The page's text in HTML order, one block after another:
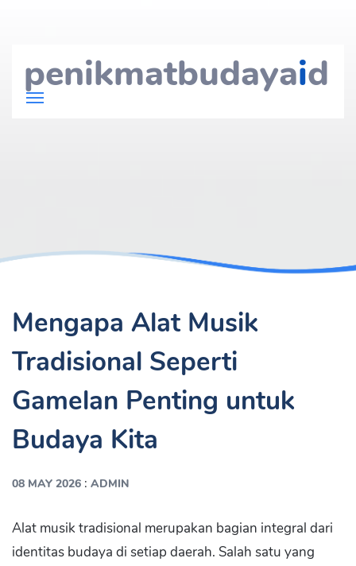
penikmatbudayaid
Mengapa Alat Musik
Tradisional Seperti
Gamelan Penting untuk
Budaya Kita
08 MAY 2026 : ADMIN
Alat musik tradisional merupakan bagian integral dari
identitas budaya di setiap daerah. Salah satu yang